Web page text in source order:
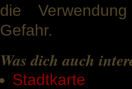
die
Gefahr.
Was dich auch
Stadtkarte